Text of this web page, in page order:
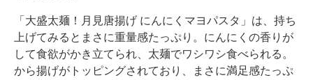
「大盛太麺！月見唐揚げ にんにくマヨパスタ」は、持ち
上げてみるとまさに重量感たっぷり。にんにくの香りが
して食欲がかき立てられ、太麺でワシワシ食べられる。
から揚げがトッピングされており、まさに満足感たっぷ